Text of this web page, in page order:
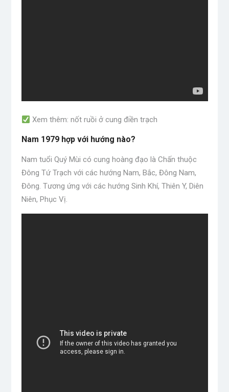
Xem thêm: nốt ruồi ở cung điền trạch
Nam 1979 hợp với hướng nào?
Nam tuổi Quý Mùi có cung hoàng đạo là Chấn thuộc
Đông Tứ Trạch với các hướng Nam, Bắc, Đông Nam,
Đông. Tương ứng với các hướng Sinh Khí, Thiên Y, Diên
Niên, Phục Vị.